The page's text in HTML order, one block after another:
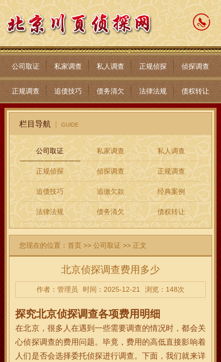
公司取证 私家调查 私人调查 正规侦探 侦探调查
正规调查 追债技巧 债务清欠 法律法规 债权转让
栏目导航 GUIDE
公司取证 私家调查 私人调查
正规侦探 侦探调查 正规调查
追债技巧 追缴欠款 经典案例
法律法规 债务清欠 债权转让
您现在的位置：首页 >>公司取证 >> 正文
北京侦探调查费用多少
作者：管理员 时间：2025-12-21 浏览：148次
探究北京侦探调查各项费用明细
在北京，很多人在遇到一些需要调查的情况时，都会关
心侦探调查的费用问题。毕竟，费用的高低直接影响着
人们是否会选择委托侦探进行调查。下面，我们就来详